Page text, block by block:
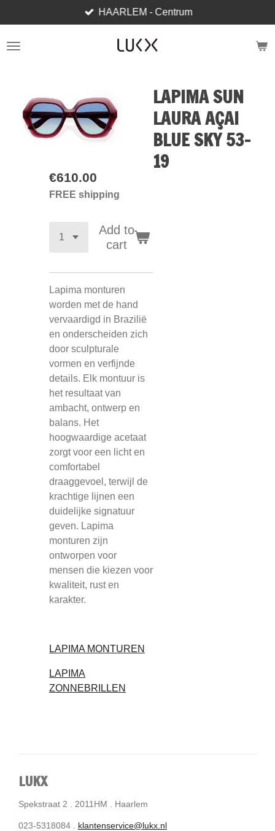
to
main
HAARLEM - Centrum
LAPIMA SUN
LAURA AÇAI
BLUE SKY 53-
19
€610.00
FREE shipping
Add to
cart
Lapima monturen
worden met de hand
vervaardigd in Brazilië
en onderscheiden zich
door sculpturale
vormen en verfijnde
details. Elk montuur is
het resultaat van
ambacht, ontwerp en
balans. Het
hoogwaardige acetaat
zorgt voor een licht en
comfortabel
draaggevoel, terwijl de
krachtige lijnen een
duidelijke signatuur
geven. Lapima
monturen zijn
ontworpen voor
mensen die kiezen voor
kwaliteit, rust en
karakter.
LAPIMA MONTUREN
LAPIMA
ZONNEBRILLEN
LUKX
Spekstraat 2 . 2011HM . Haarlem
023-5318084 . klantenservice@lukx.nl